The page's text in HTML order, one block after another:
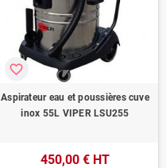
Aspirateur eau et poussières cuve
inox 55L VIPER LSU255
favorite_border
450,00 € HT